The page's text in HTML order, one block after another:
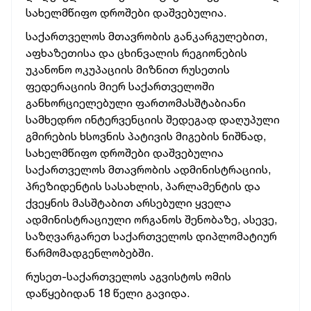
სახელმწიფო დროშები დაშვებულია.
საქართველოს მთავრობის განკარგულებით,
აფხაზეთისა და ცხინვალის რეგიონების
უკანონო ოკუპაციის მიზნით რუსეთის
ფედერაციის მიერ საქართველოში
განხორციელებული ფართომასშტაბიანი
სამხედრო ინტერვენციის შედეგად დაღუპული
გმირების ხსოვნის პატივის მიგების ნიშნად,
სახელმწიფო დროშები დაშვებულია
საქართველოს მთავრობის ადმინისტრაციის,
პრეზიდენტის სასახლის, პარლამენტის და
ქვეყნის მასშტაბით არსებული ყველა
ადმინისტრაციული ორგანოს შენობაზე, ასევე,
საზღვარგარეთ საქართველოს დიპლომატიურ
წარმომადგენლობებში.
რუსეთ-საქართველოს აგვისტოს ომის
დაწყებიდან 18 წელი გავიდა.